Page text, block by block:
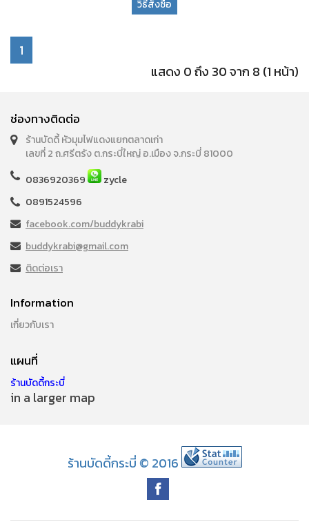
วิธีสั่งซื้อ
1
แสดง 0 ถึง 30 จาก 8 (1 หน้า)
ช่องทางติดต่อ
ร้านบัดดี้ หัวมุมไฟแดงแยกตลาดเก่า
เลขที่ 2 ถ.ศรีตรัง ต.กระบี่ใหญ่ อ.เมือง จ.กระบี่ 81000
0836920369
zycle
0891524596
facebook.com/buddykrabi
buddykrabi@gmail.com
ติดต่อเรา
Information
เกี่ยวกับเรา
แผนที่
ร้านบัดดี้กระบี่
in a larger map
ร้านบัดดี้กระบี่ © 2016